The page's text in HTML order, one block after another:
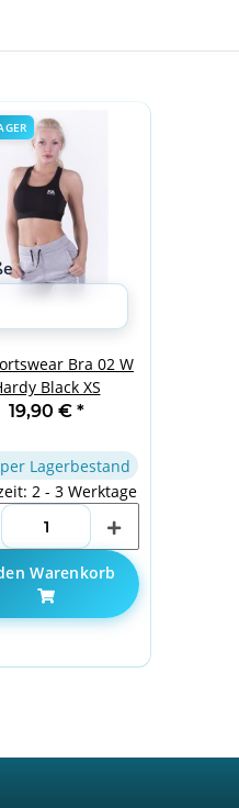
Bra 02 W
Black XS
19,90 € *
Lagerbestand
2 - 3 Werktage
Warenkorb